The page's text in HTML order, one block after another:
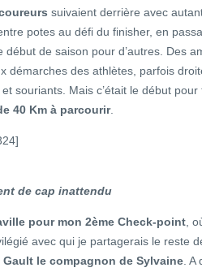
suivaient derrière avec
potes au défi du finisher, en
début de saison pour d’autres. Des
démarches des athlètes, parfois
souriants. Mais c’était le début
40 Km à parcourir.
de cap inattendu
pour mon 2ème Check-point ,
avec qui je partagerais le reste
Gault le compagnon de Sylvaine .